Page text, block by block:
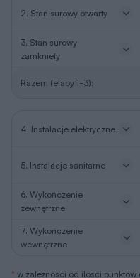
2. Stan surowy otwarty
3. Stan surowy
zamknięty
Razem (etapy 1-3):
4. Instalacje elektryczne
5. Instalacje sanitarne
6. Wykończenie
zewnętrzne
7. Wykończenie
wewnętrzne
* w zależności od ilości punktów